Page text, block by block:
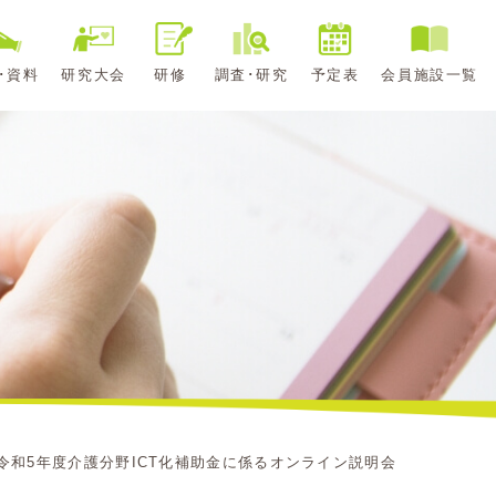
資料 研究大会 研修 調査･研究 予定表 会員施設一覧
和5年度介護分野ICT化補助金に係るオンライン説明会